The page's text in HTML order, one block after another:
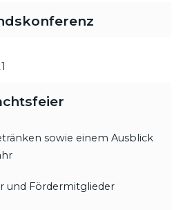
sowie einem Ausblick
und Fördermitglieder